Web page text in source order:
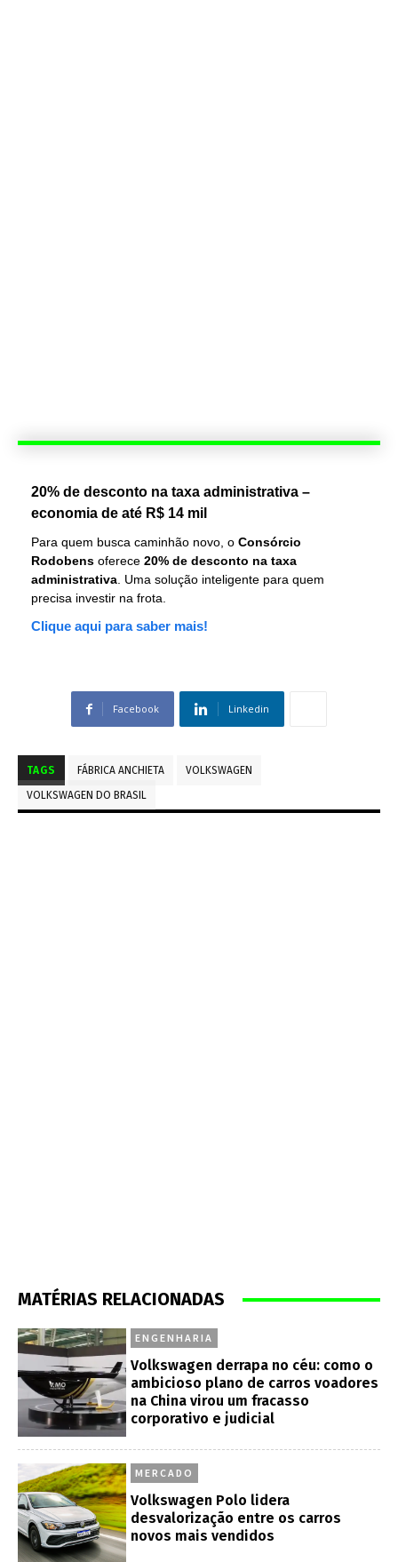
20% de desconto na taxa administrativa –
economia de até R$ 14 mil
Para quem busca caminhão novo, o Consórcio
Rodobens oferece 20% de desconto na taxa
administrativa . Uma solução inteligente para quem
precisa investir na frota.
Clique aqui para saber mais!
Facebook Linkedin
TAGS FÁBRICA ANCHIETA
VOLKSWAGEN
VOLKSWAGEN DO BRASIL
MATÉRIAS RELACIONADAS
ENGENHARIA
Volkswagen derrapa no céu: como o
ambicioso plano de carros voadores
na China virou um fracasso
corporativo e judicial
MERCADO
Volkswagen Polo lidera
desvalorização entre os carros
novos mais vendidos